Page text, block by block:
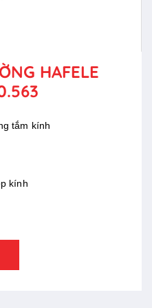
HAFELE
tắm kính
kính